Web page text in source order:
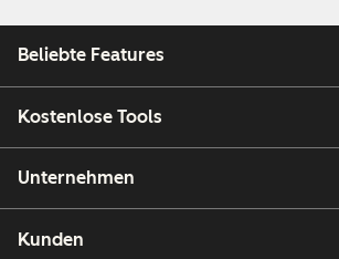
Beliebte Features
Kostenlose Tools
Unternehmen
Kunden